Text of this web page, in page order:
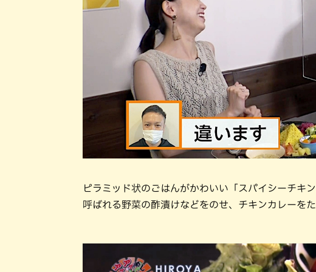
ピラミッド状のごはんがかわいい「スパイシーチキ
呼ばれる野菜の酢漬けなどをのせ、チキンカレーを